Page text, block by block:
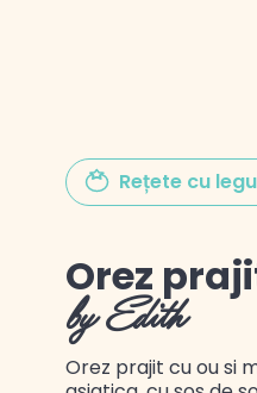
Gustul Mexicului
Gustul Libanului
Rețete cu
Orez
by Edith
Orez prajit cu ou si